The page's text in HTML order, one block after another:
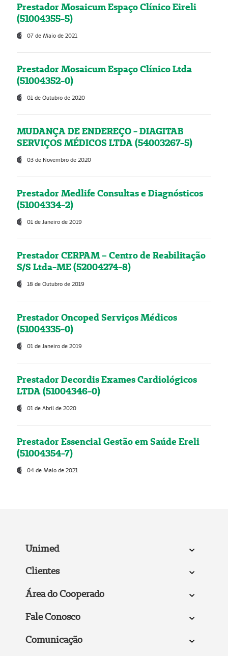
Prestador Mosaicum Espaço Clínico Eireli
(51004355-5)
07 de Maio de 2021
Prestador Mosaicum Espaço Clínico Ltda
(51004352-0)
01 de Outubro de 2020
MUDANÇA DE ENDEREÇO - DIAGITAB
SERVIÇOS MÉDICOS LTDA (54003267-5)
03 de Novembro de 2020
Prestador Medlife Consultas e Diagnósticos
(51004334-2)
01 de Janeiro de 2019
Prestador CERPAM – Centro de Reabilitação
S/S Ltda-ME (52004274-8)
18 de Outubro de 2019
Prestador Oncoped Serviços Médicos
(51004335-0)
01 de Janeiro de 2019
Prestador Decordis Exames Cardiológicos
LTDA (51004346-0)
01 de Abril de 2020
Prestador Essencial Gestão em Saúde Ereli
(51004354-7)
04 de Maio de 2021
Unimed
Clientes
Área do Cooperado
Fale Conosco
Comunicação